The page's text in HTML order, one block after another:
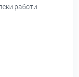
работи